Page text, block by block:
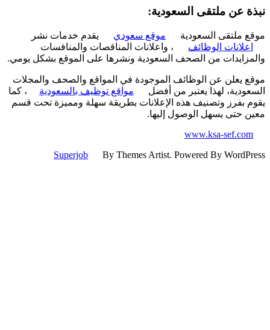
عن ملتقى السعودية:
ملتقى السعودية موقع سعودي
يقدم خدمات نشر
الوظائف
، واعلانات المناقصات والمنافسات
من الصحف السعودية ونشرها على الموقع بشكل يومي.
يعلن عن الوظائف الموجودة في المواقع والصحف والمجلات
لهذا يعتبر من أفضل
مواقع توظيف بالسعودية
، كما
بفرز وتصنيف هذه الإعلانات بطريقة سهلة ومميزة تحت قسم
حتى يسهل الوصول إليها.
www.ksa-
Superjob
By Themes Artist. Powered By